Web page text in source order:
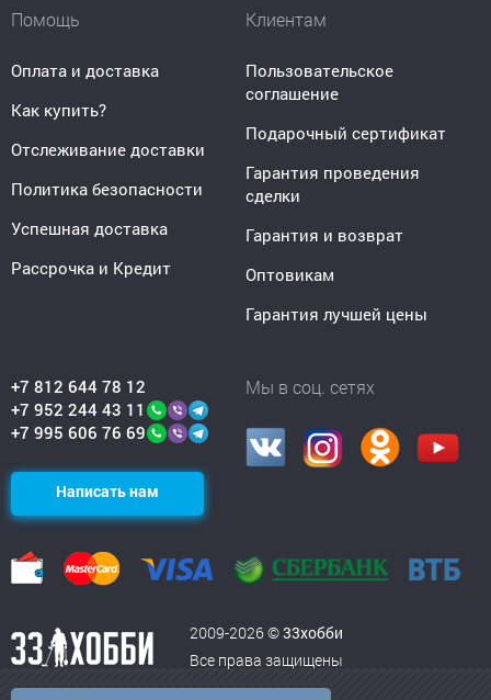
Помощь
Оплата и доставка
Как купить?
Отслеживание доставки
Политика безопасности
Успешная доставка
Рассрочка и Кредит
Клиентам
Пользовательское
соглашение
Подарочный сертификат
Гарантия проведения
сделки
Гарантия и возврат
Оптовикам
Гарантия лучшей цены
+7 812 644 78 12
+7 952 244 43 11
+7 995 606 76 69
Написать нам
Мы в соц. сетях
2009-2026 ©33хобби
Все права защищены